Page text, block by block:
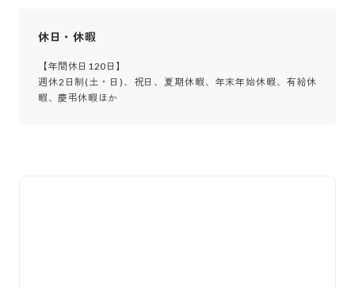
休日・休暇
【年間休日120日】
週休2日制(土・日)、祝日、夏期休暇、年末年始休暇、有給休
暇、慶弔休暇ほか